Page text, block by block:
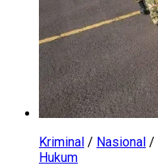
Kriminal / Nasional /
Hukum